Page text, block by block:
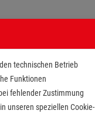
technischen Betrieb
Funktionen
fehlender Zustimmung
unseren speziellen Cookie-